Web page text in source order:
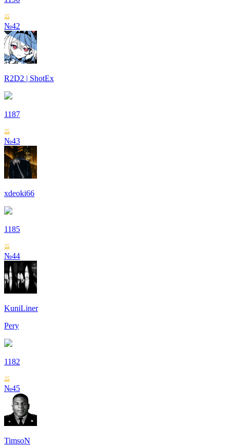
№42
R2D2 | ShotEx
1187
№43
xdeoki66
1185
№44
KuniLiner
Pery
1182
№45
TimsoN